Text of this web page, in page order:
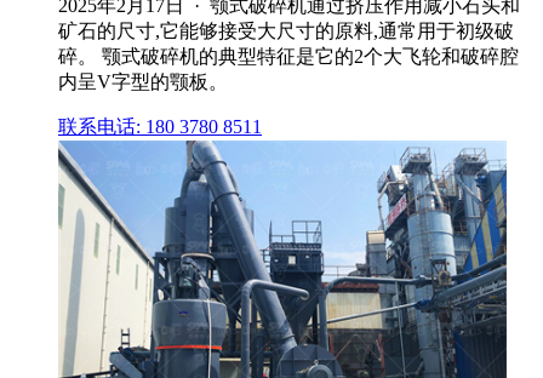
2025年2月17日 · 颚式破碎机通过挤压作用减小石头和
矿石的尺寸,它能够接受大尺寸的原料,通常用于初级破
碎。 颚式破碎机的典型特征是它的2个大飞轮和破碎腔
内呈V字型的颚板。
联系电话: 180 3780 8511